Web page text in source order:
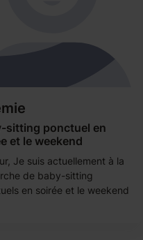
sitting ponctuel en
et le weekend
Je suis actuellement à la
de baby-sitting
en soirée et le weekend